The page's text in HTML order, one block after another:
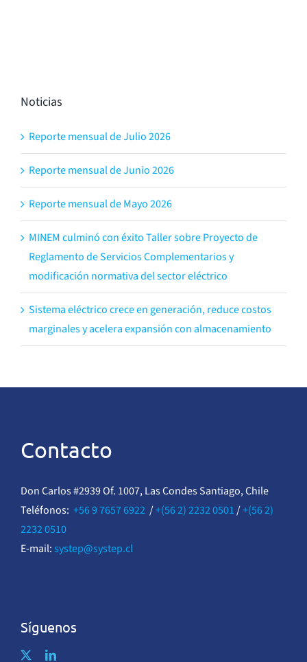
Noticias
Reporte mensual de Julio 2026
Reporte mensual de Junio 2026
Reporte mensual de Mayo 2026
MINEM culminó con éxito Taller sobre Proyecto de
Reglamento de Servicios Complementarios y
modificación normativa del sector eléctrico
Sistema eléctrico crece en generación, reduce costos
marginales y acelera expansión con almacenamiento
Contacto
Don Carlos #2939 Of. 1007, Las Condes Santiago, Chile
Teléfonos: +56 9 7657 6922/+(56 2) 2232 0501/+(56 2)
2232 0510
E-mail: systep@systep.cl
Síguenos